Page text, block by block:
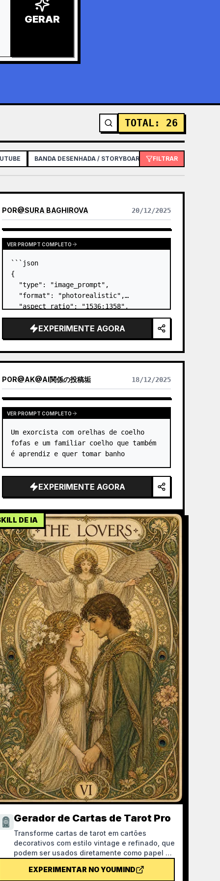
GERAR
TOTAL: 26
BANDA DESENHADA / STORYBOARD PÔSTER / FOLHETO
FILTRAR
POR@SURA BAGHIROVA 20/12/2025
VER PROMPT COMPLETO
```json
{
  "type": "image_prompt",
  "format": "photorealistic",
  "aspect_ratio": "1536:1358",
  "scene": {
    "setting": "varanda/terraço
exterior com um corrimão de vidro",
    "time_of_day": "dia",
    "weather": "céu limpo",
EXPERIMENTE AGORA
POR@AK@AI関係の投稿垢 18/12/2025
VER PROMPT COMPLETO
Um exorcista com orelhas de coelho
fofas e um familiar coelho que também
é aprendiz e quer tomar banho
EXPERIMENTE AGORA
DE IA
Gerador de Cartas de Tarot Pro
Transforme cartas de tarot em cartões
decorativos com estilo vintage e refinado, que
podem ser usados diretamente como papel de
gosta (como mitologia nórdica, ou IP de
EXPERIMENTAR NO YOUMIND